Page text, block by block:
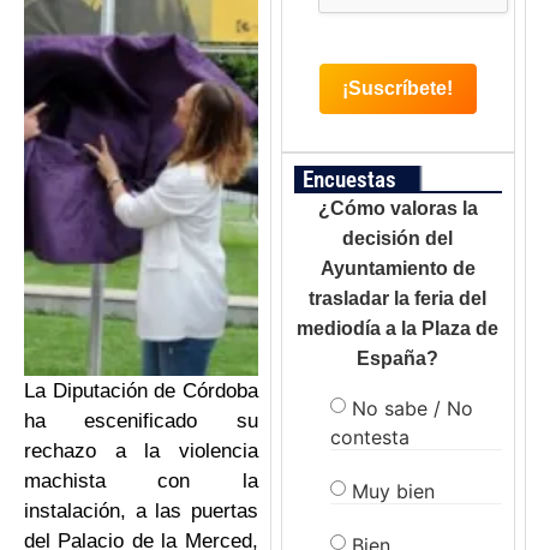
La Diputación de Córdoba
ha escenificado su
rechazo a la violencia
machista con la
instalación, a las puertas
del Palacio de la Merced,
Encuestas
¿Cómo valoras la
decisión del
Ayuntamiento de
trasladar la feria del
mediodía a la Plaza de
España?
No sabe / No
contesta
Muy bien
Bien